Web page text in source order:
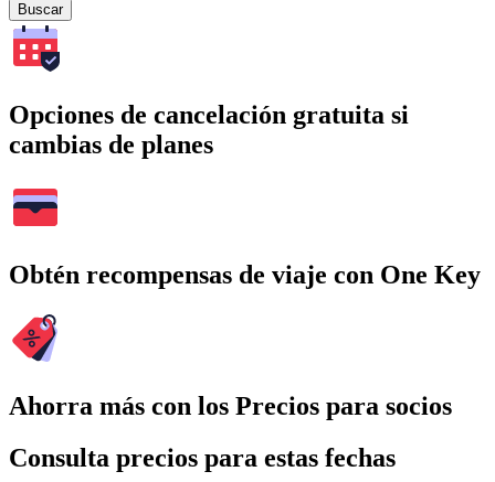
Buscar
Opciones de cancelación gratuita si
cambias de planes
Obtén recompensas de viaje con One Key
Ahorra más con los Precios para socios
Consulta precios para estas fechas